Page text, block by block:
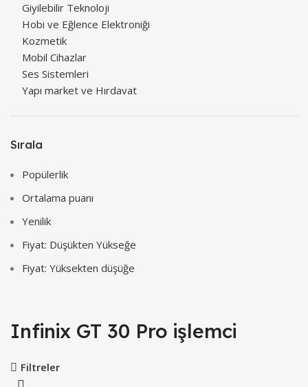
Giyilebilir Teknoloji
Hobi ve Eğlence Elektroniği
Kozmetik
Mobil Cihazlar
Ses Sistemleri
Yapı market ve Hırdavat
Sırala
Popülerlik
Ortalama puanı
Yenilik
Fiyat: Düşükten Yükseğe
Fiyat: Yüksekten düşüğe
Infinix GT 30 Pro işlemci
Filtreler